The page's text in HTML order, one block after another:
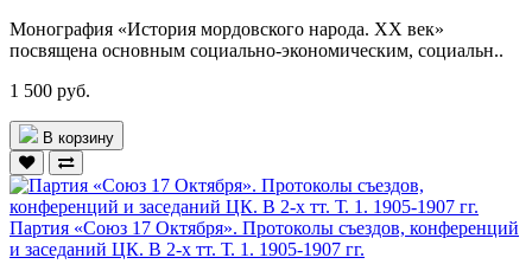
Монография «История мордовского народа. ХХ век»
посвящена основным социально-экономическим, социальн..
1 500 руб.
В корзину
Партия «Союз 17 Октября». Протоколы съездов, конференций
и заседаний ЦК. В 2-х тт. Т. 1. 1905-1907 гг.